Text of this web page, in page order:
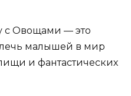
с Овощами — это
малышей в мир
и фантастических